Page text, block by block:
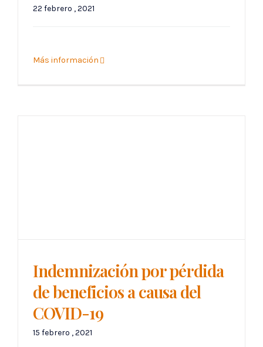
22 febrero , 2021
Más información
Indemnización por pérdida
de beneficios a causa del
COVID-19
15 febrero , 2021